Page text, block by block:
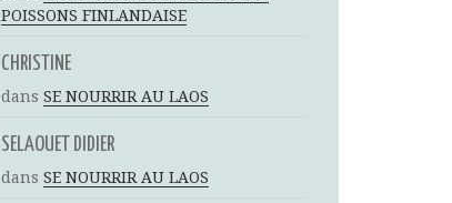
POISSONS FINLANDAISE
CHRISTINE
dans SE NOURRIR AU LAOS
SELAOUET DIDIER
dans SE NOURRIR AU LAOS